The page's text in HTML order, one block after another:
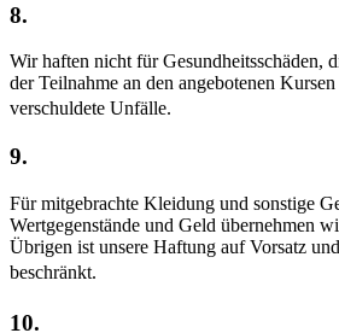
8.
Wir haften nicht für Gesundheitsschäden,
der Teilnahme an den angebotenen
verschuldete Unfälle.
9.
Für mitgebrachte Kleidung und sonstige
Wertgegenstände und Geld übernehmen
Übrigen ist unsere Haftung auf Vorsatz
beschränkt.
10.